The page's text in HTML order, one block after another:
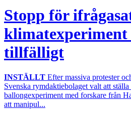
Stopp för
tillfälligt
INSTÄLLT Efter massiva protester
Svenska rymdaktiebolaget valt att ställa
ballongexperiment med forskare från
att manipul...